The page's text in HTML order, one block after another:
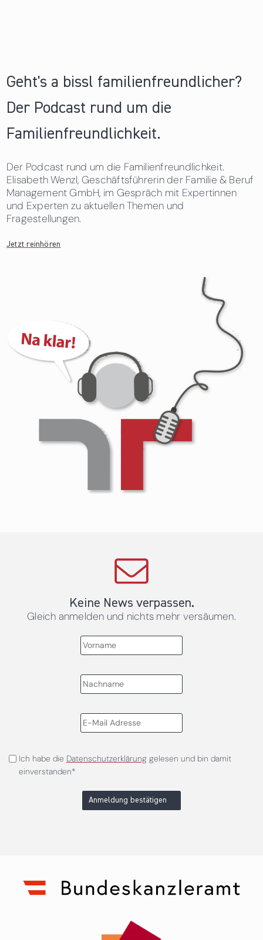
Geht's a bissl familienfreundlicher?
Der Podcast rund um die
Familienfreundlichkeit.
Der Podcast rund um die Familienfreundlichkeit.
Elisabeth Wenzl, Geschäftsführerin der Familie & Beruf
Management GmbH, im Gespräch mit Expertinnen
und Experten zu aktuellen Themen und
Fragestellungen.
Jetzt reinhören
Keine News verpassen.
Gleich anmelden und nichts mehr versäumen.
Ich habe die Datenschutzerklärunggelesen und bin damit
einverstanden*
Anmeldung bestätigen